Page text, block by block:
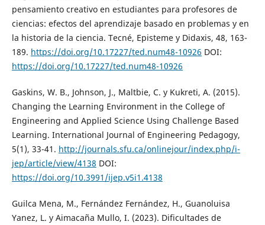
pensamiento creativo en estudiantes para profesores de
ciencias: efectos del aprendizaje basado en problemas y en
la historia de la ciencia. Tecné, Episteme y Didaxis, 48, 163-
189. https://doi.org/10.17227/ted.num48-10926 DOI:
https://doi.org/10.17227/ted.num48-10926
Gaskins, W. B., Johnson, J., Maltbie, C. y Kukreti, A. (2015).
Changing the Learning Environment in the College of
Engineering and Applied Science Using Challenge Based
Learning. International Journal of Engineering Pedagogy,
5(1), 33-41. http://journals.sfu.ca/onlinejour/index.php/i-
jep/article/view/4138 DOI:
https://doi.org/10.3991/ijep.v5i1.4138
Guilca Mena, M., Fernández Fernández, H., Guanoluisa
Yanez, L. y Aimacaña Mullo, I. (2023). Dificultades de